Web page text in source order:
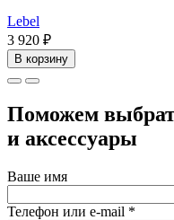
Lebel
3 920 ₽
В корзину
Поможем
и аксессуары
Ваше имя
Телефон или e-mail *